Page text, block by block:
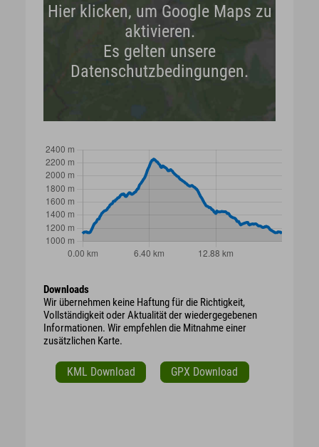
Hier klicken, um Google Maps zu
aktivieren.
Es gelten unsere
Datenschutzbedingungen.
Downloads
Wir übernehmen keine Haftung für die Richtigkeit,
Vollständigkeit oder Aktualität der wiedergegebenen
Informationen. Wir empfehlen die Mitnahme einer
zusätzlichen Karte.
KML Download GPX Download